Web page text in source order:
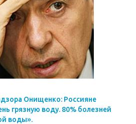
Онищенко: Россияне
грязную воду. 80% болезней
воды».